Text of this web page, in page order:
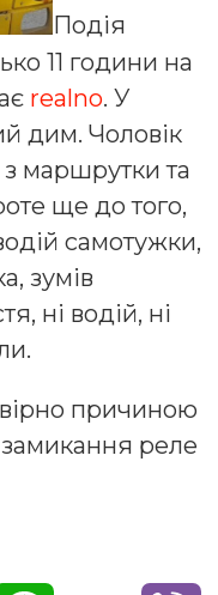
Подія
11 години на
realno. У
дим. Чоловік
маршрутки та
ще до того,
самотужки,
зумів
ні водій, ні
причиною
реле